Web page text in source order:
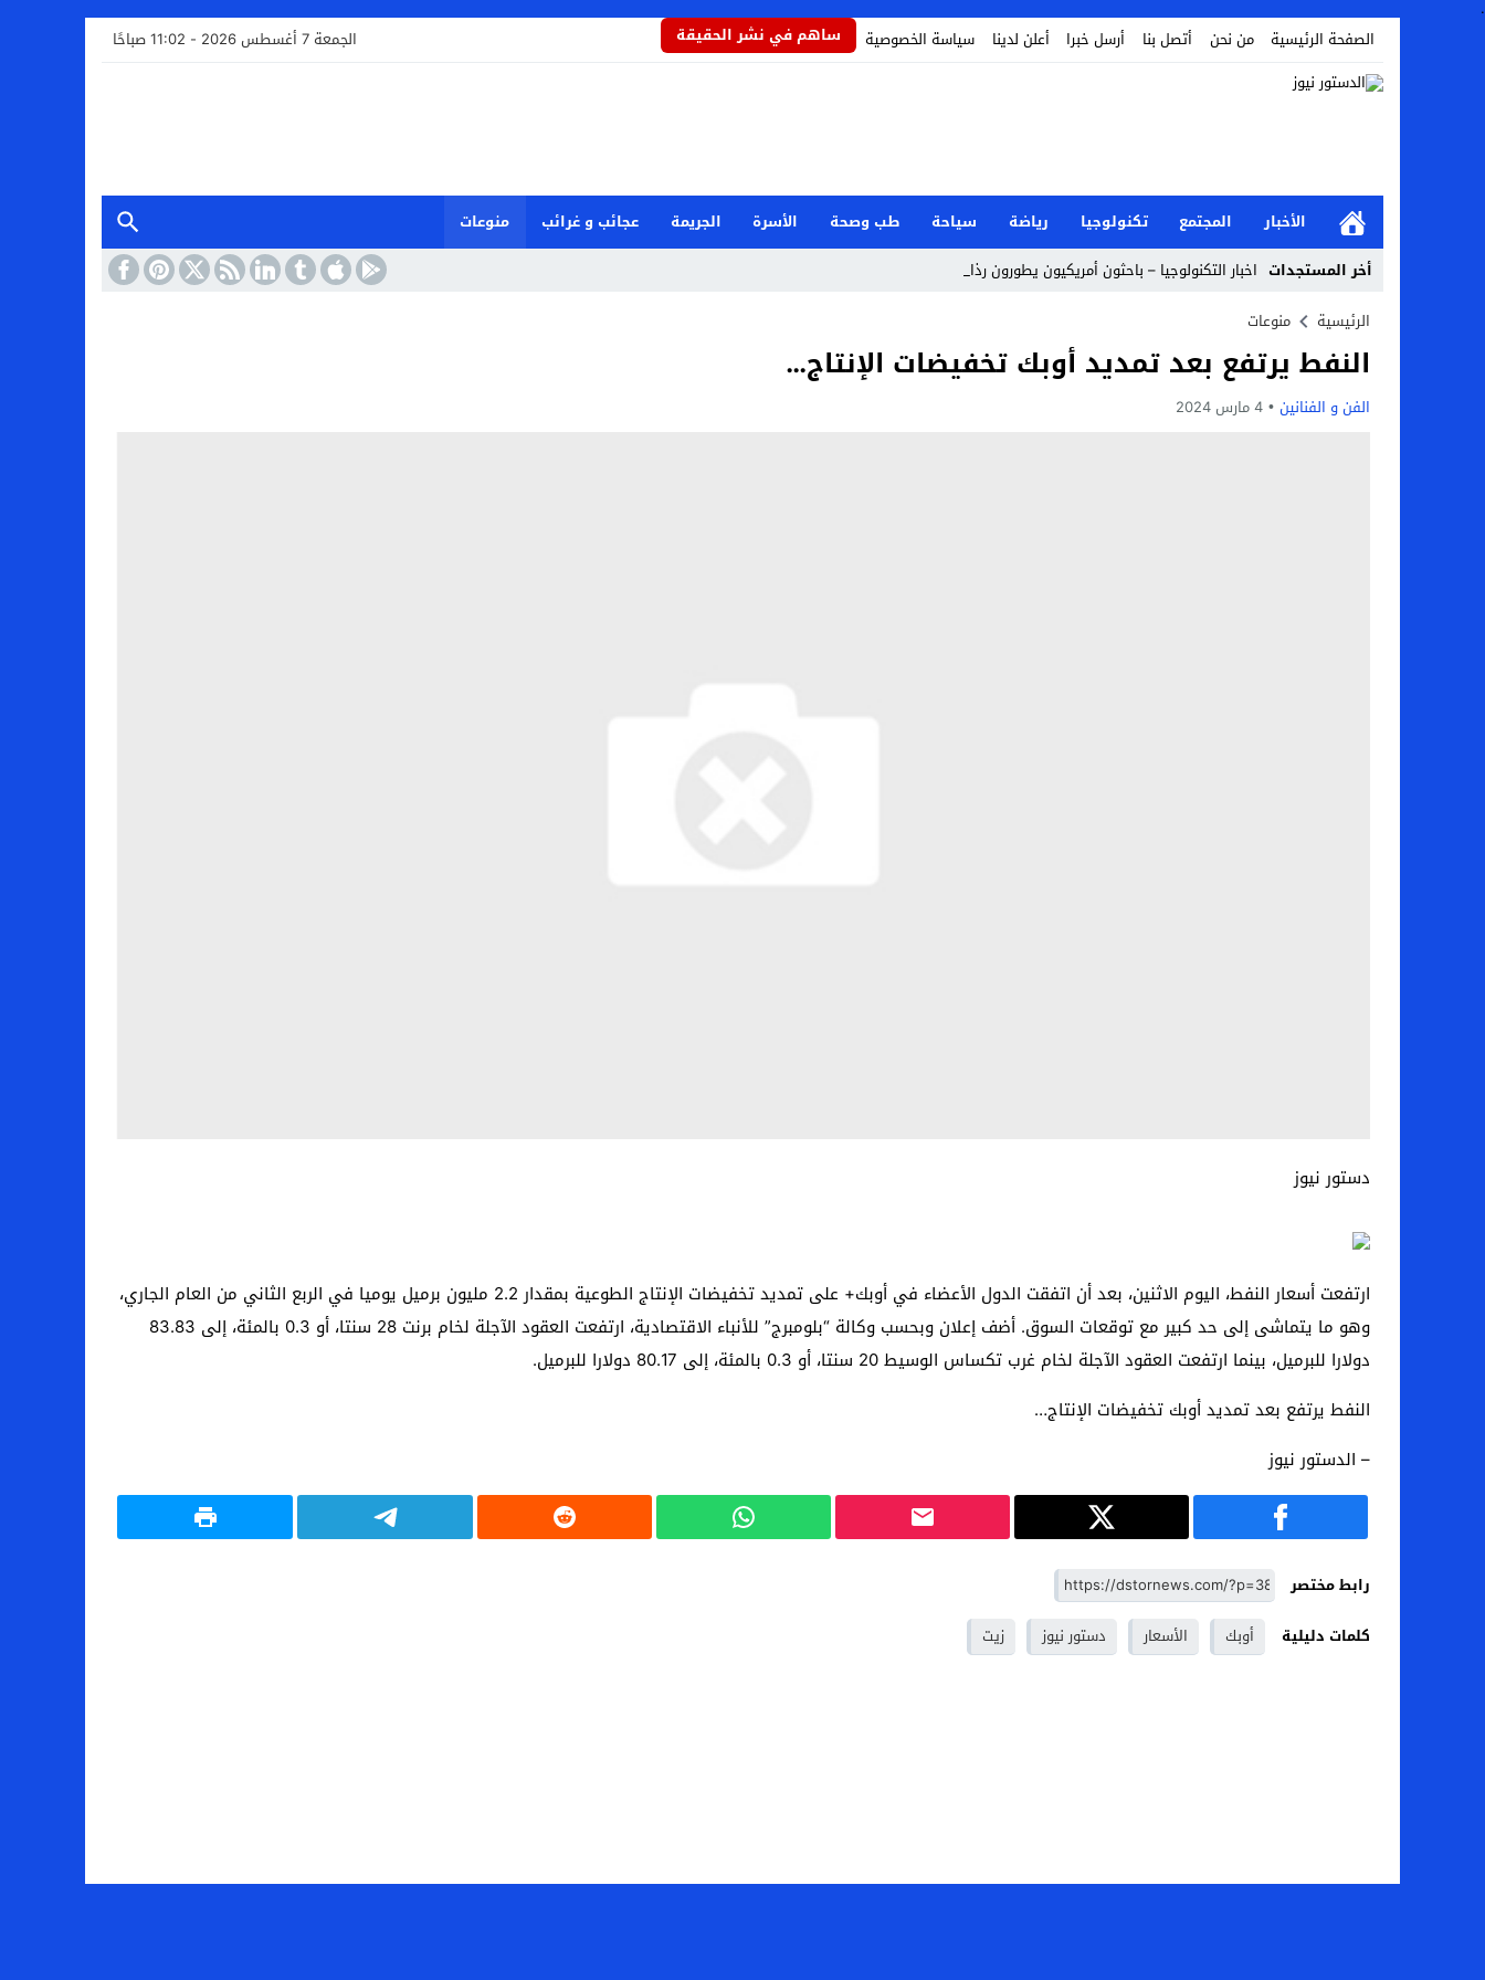
.
الصفحة الرئيسية
من نحن أتصل بنا أرسل خبرا أعلن لدينا سياسة الخصوصية ساهم في نشر الحقيقة الجمعة 7 أغسطس 2026 - 11:02 صباحًا
الأخبار المجتمع تكنولوجيا رياضة سياحة طب وصحة الأسرة الجريمة عجائب و غرائب
منوعات
أخر المستجدات اخبار التكنولوجيا – باحثون أمريكيون يطورون رذاذاً ي _
Stop
Previous
Next
الرئيسية منوعات
النفط يرتفع بعد تمديد أوبك تخفيضات الإنتاج…
الفن و الفنانين 4 مارس 2024
دستور نيوز
ارتفعت أسعار النفط، اليوم الاثنين، بعد أن اتفقت الدول الأعضاء في أوبك+ على تمديد تخفيضات الإنتاج الطوعية بمقدار 2.2 مليون برميل يوميا في الربع الثاني من العام الجاري،
وهو ما يتماشى إلى حد كبير مع توقعات السوق. أضف إعلان وبحسب وكالة “بلومبرج” للأنباء الاقتصادية، ارتفعت العقود الآجلة لخام برنت 28 سنتا، أو 0.3 بالمئة، إلى 83.83
دولارا للبرميل، بينما ارتفعت العقود الآجلة لخام غرب تكساس الوسيط 20 سنتا، أو 0.3 بالمئة، إلى 80.17 دولارا للبرميل.
النفط يرتفع بعد تمديد أوبك تخفيضات الإنتاج…
– الدستور نيوز
رابط مختصر
كلمات دليلية
أوبك الأسعار دستور نيوز زيت